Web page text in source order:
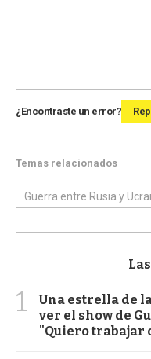
¿Encontraste un error?
Temas relacionados
Guerra entre Rusia y
1
Una estrella de
ver el show de
"Quiero trabajar